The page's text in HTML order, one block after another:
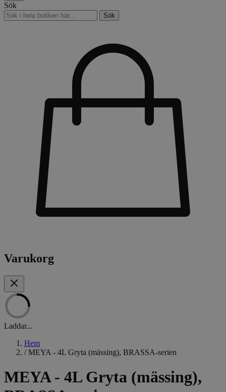
Sök
Sök
Varukorg
Laddar...
Hem
/ MEYA - 4L Gryta (mässing), BRASSA-serien
MEYA - 4L Gryta (mässing),